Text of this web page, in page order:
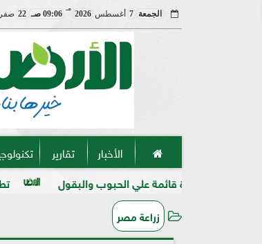
الجمعة 7 أغسطس2026
مـ
09:06 صـ 22
الأخبار تقارير
تطور تركيب المنظفات الحبوب والبقول
زراعة مصر